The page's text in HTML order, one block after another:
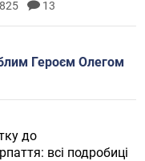
13
Героєм Олегом
до
всі подробиці